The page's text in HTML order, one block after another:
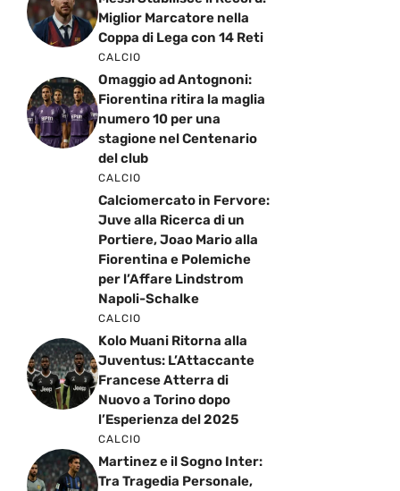
Miglior Marcatore nella
Coppa di Lega con 14 Reti
CALCIO
Omaggio ad Antognoni:
Fiorentina ritira la maglia
numero 10 per una
stagione nel Centenario
del club
CALCIO
Calciomercato in Fervore:
Juve alla Ricerca di un
Portiere, Joao Mario alla
Fiorentina e Polemiche
per l’Affare Lindstrom
Napoli-Schalke
CALCIO
Kolo Muani Ritorna alla
Juventus: L’Attaccante
Francese Atterra di
Nuovo a Torino dopo
l’Esperienza del 2025
CALCIO
Martinez e il Sogno Inter:
Tra Tragedia Personale,